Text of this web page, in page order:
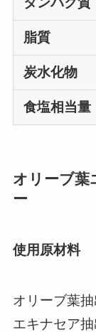
脂質
炭水化物
食塩相当量
オリーブ葉
ー
使用原材料
オリーブ葉
エキナセア